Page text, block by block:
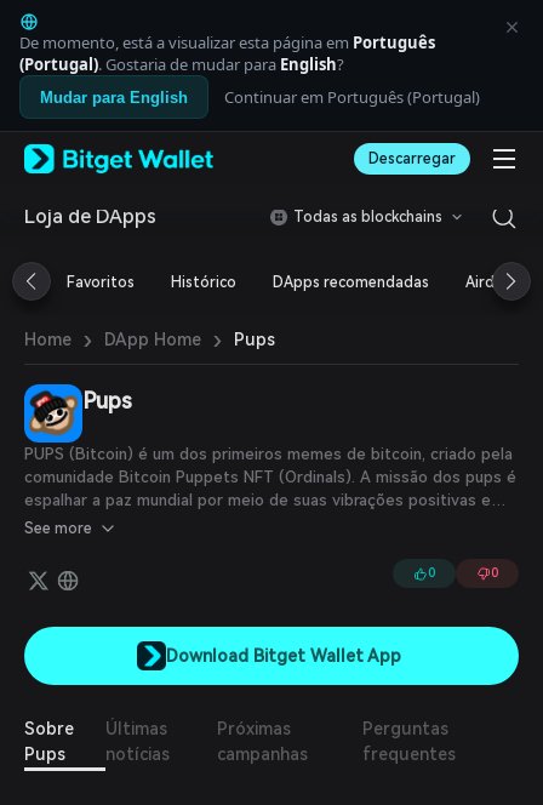
English
日本語
Tiếng Việt
Русский
Español (Latinoamérica)
Italiano
Deutsch
繁體中文
Português (Portugal)
ภาษาไทย
العربية
हिन्दी
Español
Português (Brasil)
Español (Argentina)
De momento, está a visualizar esta página em Português
(Portugal). Gostaria de mudar para English?
Mudar para English Continuar em Português (Portugal)
Descarregar
Loja de DApps Todas as blockchains
Favoritos Histórico DApps recomendadas Airdrop
Home › DApp Home › Pups
Pups
PUPS (Bitcoin) é um dos primeiros memes de bitcoin, criado pela
comunidade Bitcoin Puppets NFT (Ordinals). A missão dos pups é
espalhar a paz mundial por meio de suas vibrações positivas e
arte.
See more
0 0
Download Bitget Wallet App
Sobre
Pups
Últimas
notícias
Próximas
campanhas
Perguntas
frequentes